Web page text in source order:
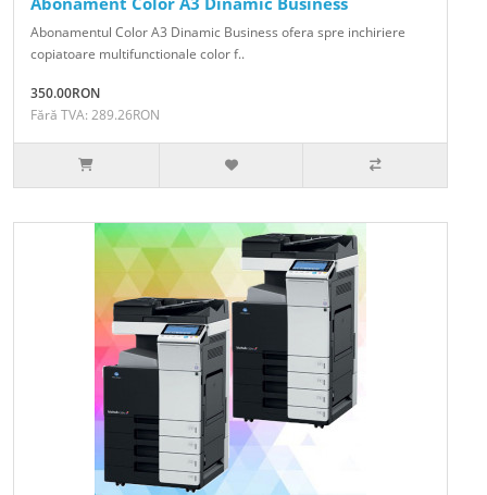
Abonamentul Color A3 Dinamic Business ofera spre inchiriere
copiatoare multifunctionale color f..
350.00RON
Fără TVA: 289.26RON